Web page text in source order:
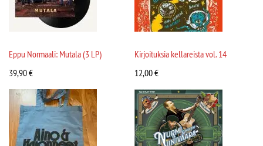
Eppu Normaali: Mutala (3 LP)
39,90€
Kirjoituksia kellareista vol. 14
12,00€